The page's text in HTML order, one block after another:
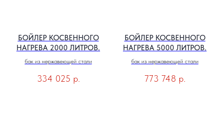
БОЙЛЕР КОСВЕННОГО
НАГРЕВА 2000 ЛИТРОВ.
бак из нержавеющей стали
334 025 р.
БОЙЛЕР КОСВЕННОГО
НАГРЕВА 5000 ЛИТРОВ.
бак из нержавеющей стали
773 748 р.